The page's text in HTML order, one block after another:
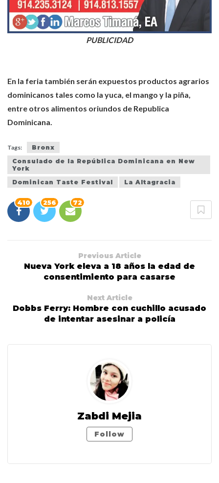
PUBLICIDAD
En la feria también serán expuestos productos agrarios
dominicanos tales como la yuca, el mango y la piña,
entre otros alimentos oriundos de Republica
Dominicana.
Tags:
Bronx
Consulado de la República Dominicana en New
York
Dominican Taste Festival
La Altagracia
410 256 72
Previous Article
Nueva York eleva a 18 años la edad de
consentimiento para casarse
Next Article
Dobbs Ferry: Hombre con cuchillo acusado
de intentar asesinar a policía
Zabdi Mejia
Follow